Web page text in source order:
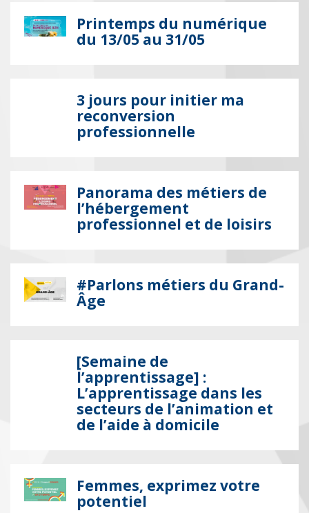
Printemps du numérique
du 13/05 au 31/05
3 jours pour initier ma
reconversion
professionnelle
Panorama des métiers de
l’hébergement
professionnel et de loisirs
#Parlons métiers du Grand-
Âge
[Semaine de
l’apprentissage] :
L’apprentissage dans les
secteurs de l’animation et
de l’aide à domicile
Femmes, exprimez votre
potentiel